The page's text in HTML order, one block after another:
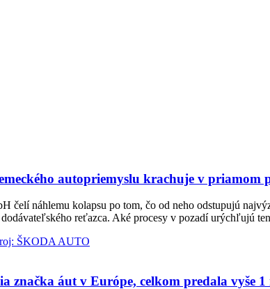
autopriemyslu krachuje v priamom
čelí náhlemu kolapsu po tom, čo od neho odstupujú
reťazca. Aké procesy v pozadí urýchľujú
značka áut v Európe, celkom predala vyše